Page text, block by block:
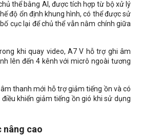
thể bằng AI, được tích hợp từ bộ xử lý
độ ổn định khung hình, có thể được sử
cục lại để chủ thể vẫn nằm chính giữa
khi quay video, A7 V hỗ trợ ghi âm
lên đến 4 kênh với micrô ngoài tương
thanh mới hỗ trợ giảm tiếng ồn và có
khiển giảm tiếng ồn gió khi sử dụng
nâng cao